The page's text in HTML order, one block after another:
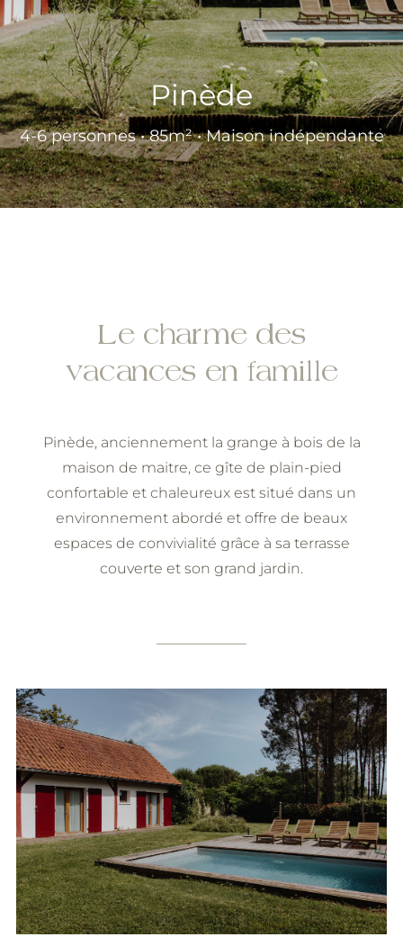
Pinède
4-6 personnes • 85m² • Maison indépendante
Le charme des
vacances en famille
Pinède, anciennement la grange à bois de la
maison de maitre, ce gîte de plain-pied
confortable et chaleureux est situé dans un
environnement abordé et offre de beaux
espaces de convivialité grâce à sa terrasse
couverte et son grand jardin.